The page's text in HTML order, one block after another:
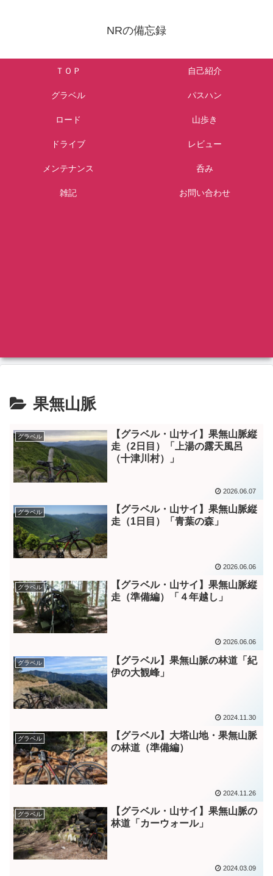
NRの備忘録
ＴＯＰ 自己紹介
グラベル パスハン
ロード 山歩き
ドライブ レビュー
メンテナンス 呑み
雑記 お問い合わせ
果無山脈
グラベル
【グラベル・山サイ】果無山脈縦
走（2日目）「上湯の露天風呂
（十津川村）」
2026.06.07
グラベル
【グラベル・山サイ】果無山脈縦
走（1日目）「青葉の森」
2026.06.06
グラベル
【グラベル・山サイ】果無山脈縦
走（準備編）「４年越し」
2026.06.06
グラベル
【グラベル】果無山脈の林道「紀
伊の大観峰」
2024.11.30
グラベル
【グラベル】大塔山地・果無山脈
の林道（準備編）
2024.11.26
グラベル
【グラベル・山サイ】果無山脈の
林道「カーウォール」
2024.03.09